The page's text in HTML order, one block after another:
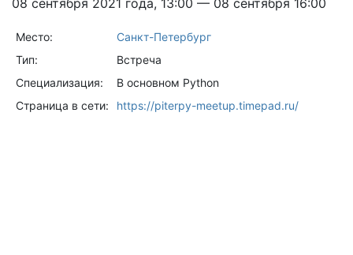
08 сентября 2021 года, 13:00 — 08 сентября 16:00
Место:
Санкт-Петербург
Тип:
Встреча
Специализация:
В основном Python
Страница в сети:
https://piterpy-meetup.timepad.ru/